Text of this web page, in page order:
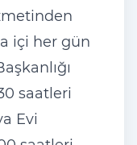
içi her gün
saatleri
Evi